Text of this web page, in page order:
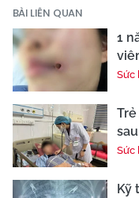
BÀI LIÊN QUAN
1
Sức
Sức
Kỹ